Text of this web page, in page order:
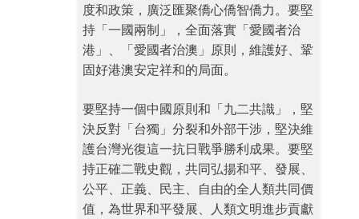
度和政策，廣泛匯聚僑心僑智僑力。要堅
持「一國兩制」，全面落實「愛國者治
港」、「愛國者治澳」原則，維護好、鞏
固好港澳安定祥和的局面。
要堅持一個中國原則和「九二共識」，堅
決反對「台獨」分裂和外部干涉，堅決維
護台灣光復這一抗日戰爭勝利成果。要堅
持正確二戰史觀，共同弘揚和平、發展、
公平、正義、民主、自由的全人類共同價
值，為世界和平發展、人類文明進步貢獻